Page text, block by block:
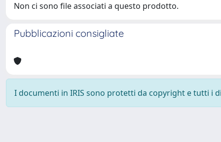
Non ci sono file associati a questo prodotto.
Pubblicazioni consigliate
I documenti in IRIS sono protetti da copyright e tutti i